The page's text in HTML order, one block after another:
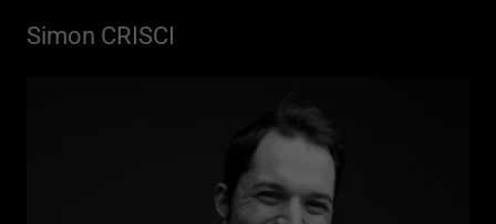
Simon CRISCI